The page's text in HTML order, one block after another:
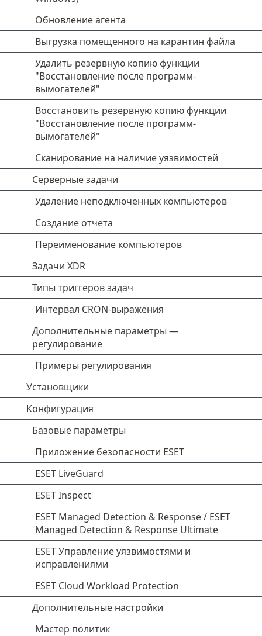
Обновление агента
Выгрузка помещенного на карантин файла
Удалить резервную копию функции
"Восстановление после программ-
вымогателей"
Восстановить резервную копию функции
"Восстановление после программ-
вымогателей"
Сканирование на наличие уязвимостей
Серверные задачи
Удаление неподключенных компьютеров
Создание отчета
Переименование компьютеров
Задачи XDR
Типы триггеров задач
Интервал CRON-выражения
Дополнительные параметры —
регулирование
Примеры регулирования
Установщики
Конфигурация
Базовые параметры
Приложение безопасности ESET
ESET LiveGuard
ESET Inspect
ESET Managed Detection & Response / ESET
Managed Detection & Response Ultimate
ESET Управление уязвимостями и
исправлениями
ESET Cloud Workload Protection
Дополнительные настройки
Мастер политик